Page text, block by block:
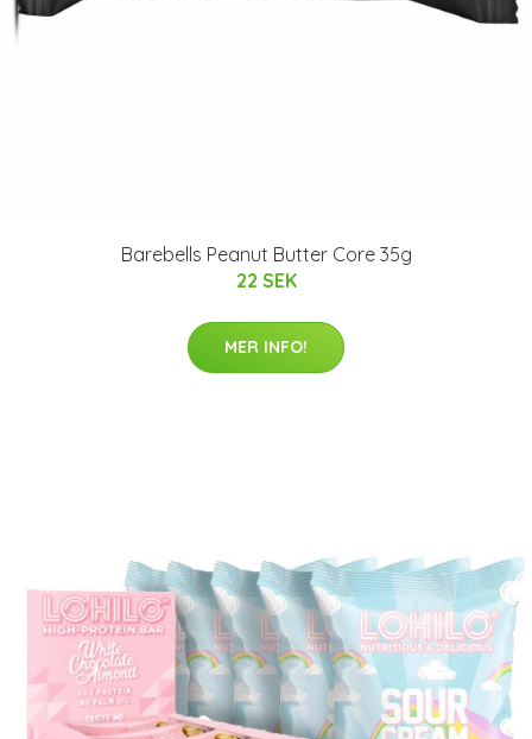
Barebells Peanut Butter Core 35g
22 SEK
MER INFO!